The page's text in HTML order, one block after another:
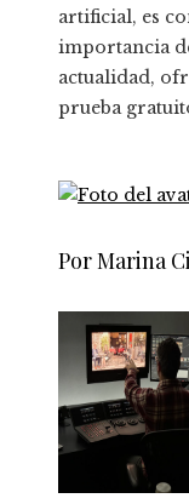
artificial, es
importancia
actualidad,
prueba
Por Marina